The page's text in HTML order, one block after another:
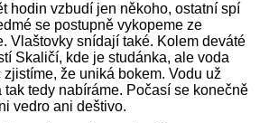
hodin vzbudí jen někoho, ostatní spí
se postupně vykopeme ze
Vlaštovky snídají také. Kolem deváté
Skaličí, kde je studánka, ale voda
že uniká bokem. Vodu už
tak tedy nabíráme. Počasí se konečně
vedro ani deštivo.